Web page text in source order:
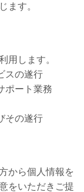
ます。
用します。
スの遂行
ポート業務
その遂行
から個人情報を
をいただきご提